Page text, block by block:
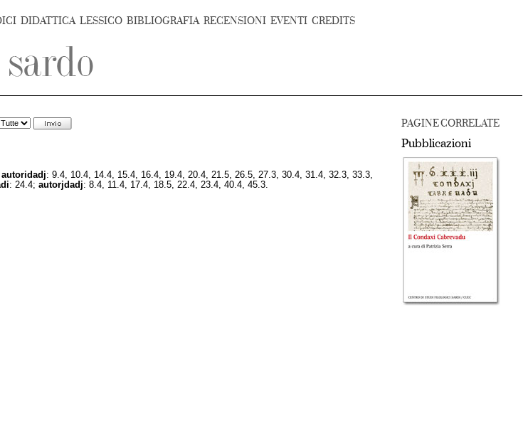
DIDATTICA LESSICO BIBLIOGRAFIA RECENSIONI EVENTI CREDITS
PAGINE CORRELATE
Pubblicazioni
autoridadj: 9.4, 10.4, 14.4, 15.4, 16.4, 19.4, 20.4, 21.5, 26.5, 27.3, 30.4, 31.4, 32.3, 33.3,
: 24.4; autorjdadj: 8.4, 11.4, 17.4, 18.5, 22.4, 23.4, 40.4, 45.3.